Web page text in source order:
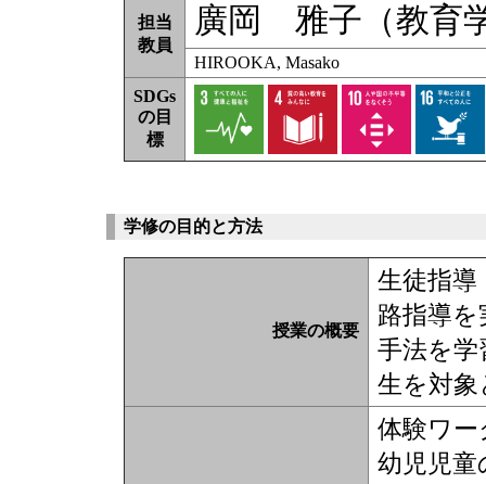
担当
教員
廣岡 雅子（教育
HIROOKA, Masako
SDGs
の目
標
学修の目的と方法
授業の概要
生徒指導
路指導
手法を学
生を対
体験ワ
幼児児童